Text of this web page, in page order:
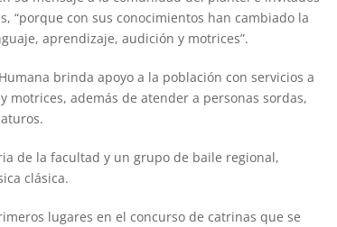
“porque con sus conocimientos han cambiado la
aprendizaje, audición y motrices”.
brinda apoyo a la población con servicios a
además de atender a personas sordas,
de la facultad y un grupo de baile regional,
clásica.
lugares en el concurso de catrinas que se